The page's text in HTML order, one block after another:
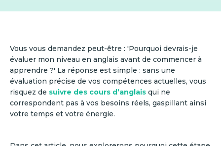
Vous vous demandez peut-être : 'Pourquoi devrais-je
évaluer mon niveau en anglais avant de commencer à
apprendre ?' La réponse est simple : sans une
évaluation précise de vos compétences actuelles, vous
risquez de suivre des cours d’anglais qui ne
correspondent pas à vos besoins réels, gaspillant ainsi
votre temps et votre énergie.